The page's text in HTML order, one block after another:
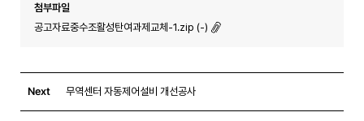
첨부파일
공고자료중수조활성탄여과제교체-1.zip (-)
Next 무역센터 자동제어설비 개선공사